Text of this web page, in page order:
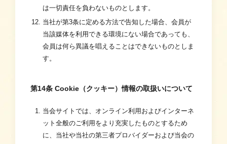
は一切責任を負わないものとします。
当社が第3条に定める方法で告知した場合、会員が
当該媒体を利用できる環境にない場合であっても、
会員は何ら異議を唱えることはできないものとしま
す。
第14条 Cookie（クッキー）情報の取扱いについて
当会サイトでは、オンライン利用およびインターネ
ット全般のご利用をより充実したものとするため
に、当社や当社の第三者プロバイダーおよび当会の